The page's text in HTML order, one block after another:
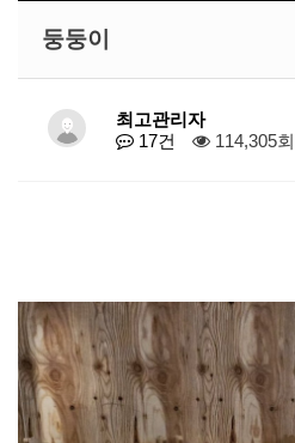
둥둥이
최고관리자
17건
114,305회